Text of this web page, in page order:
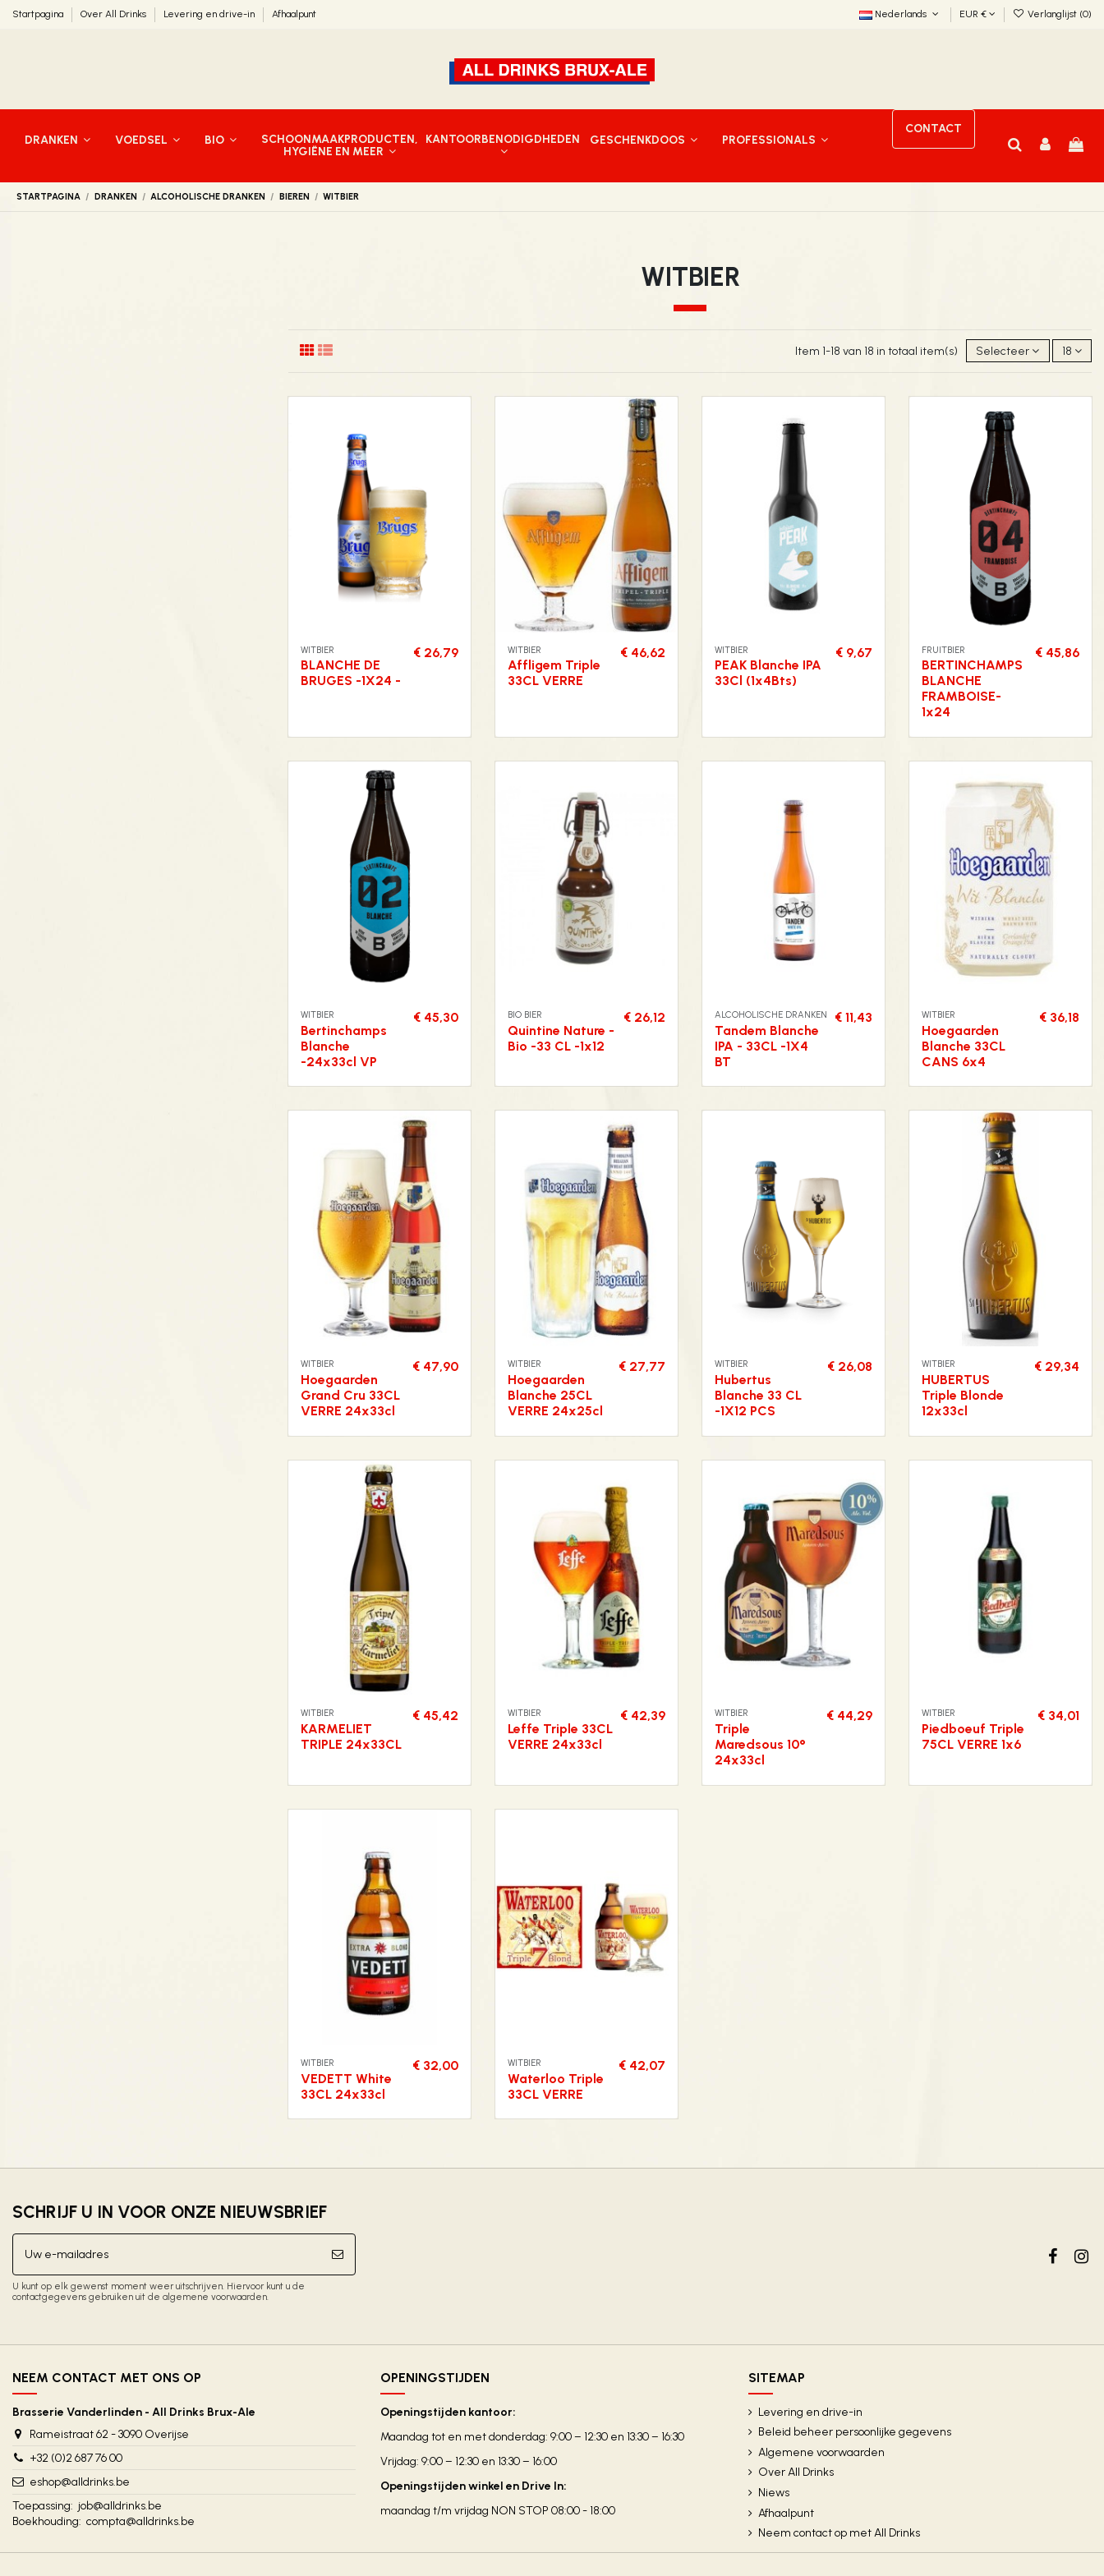
Startpagina Over All Drinks Levering en drive-in Afhaalpunt Nederlands EUR € Verlanglijst (0)
DRANKEN VOEDSEL BIO
SCHOONMAAKPRODUCTEN,
HYGIËNE EN MEER
KANTOORBENODIGDHEDEN GESCHENKDOOS PROFESSIONALS
CONTACT
STARTPAGINA DRANKEN ALCOHOLISCHE DRANKEN BIEREN WITBIER
WITBIER
Item 1-18 van 18 in totaal item(s) Selecteer 18
WITBIER
BLANCHE DE
BRUGES -1X24 -
€ 26,79 WITBIER
Affligem Triple
33CL VERRE
€ 46,62 WITBIER
PEAK Blanche IPA
33Cl (1x4Bts)
€ 9,67 FRUITBIER
BERTINCHAMPS
BLANCHE
FRAMBOISE-
1x24
€ 45,86
WITBIER
Bertinchamps
Blanche
-24x33cl VP
€ 45,30 BIO BIER
Quintine Nature -
Bio -33 CL -1x12
€ 26,12 ALCOHOLISCHE DRANKEN
Tandem Blanche
IPA - 33CL -1X4
BT
€ 11,43 WITBIER
Hoegaarden
Blanche 33CL
CANS 6x4
€ 36,18
WITBIER
Hoegaarden
Grand Cru 33CL
VERRE 24x33cl
€ 47,90 WITBIER
Hoegaarden
Blanche 25CL
VERRE 24x25cl
€ 27,77 WITBIER
Hubertus
Blanche 33 CL
-1X12 PCS
€ 26,08 WITBIER
HUBERTUS
Triple Blonde
12x33cl
€ 29,34
WITBIER
KARMELIET
TRIPLE 24x33CL
€ 45,42 WITBIER
Leffe Triple 33CL
VERRE 24x33cl
€ 42,39 WITBIER
Triple
Maredsous 10°
24x33cl
€ 44,29 WITBIER
Piedboeuf Triple
75CL VERRE 1x6
€ 34,01
WITBIER
VEDETT White
33CL 24x33cl
€ 32,00 WITBIER
Waterloo Triple
33CL VERRE
€ 42,07
SCHRIJF U IN VOOR ONZE NIEUWSBRIEF
U kunt op elk gewenst moment weer uitschrijven. Hiervoor kunt u de
contactgegevens gebruiken uit de algemene voorwaarden.
NEEM CONTACT MET ONS OP
Brasserie Vanderlinden - All Drinks Brux-Ale
Rameistraat 62 - 3090 Overijse
+32 (0)2 687 76 00
eshop@alldrinks.be
Toepassing: job@alldrinks.be
Boekhouding: compta@alldrinks.be
OPENINGSTIJDEN
Openingstijden kantoor:
Maandag tot en met donderdag: 9:00 – 12:30 en 13:30 – 16:30
Vrijdag: 9:00 – 12:30 en 13:30 – 16:00
Openingstijden winkel en Drive In:
maandag t/m vrijdag NON STOP 08:00 - 18:00
SITEMAP
Levering en drive-in
Beleid beheer persoonlijke gegevens
Algemene voorwaarden
Over All Drinks
Niews
Afhaalpunt
Neem contact op met All Drinks